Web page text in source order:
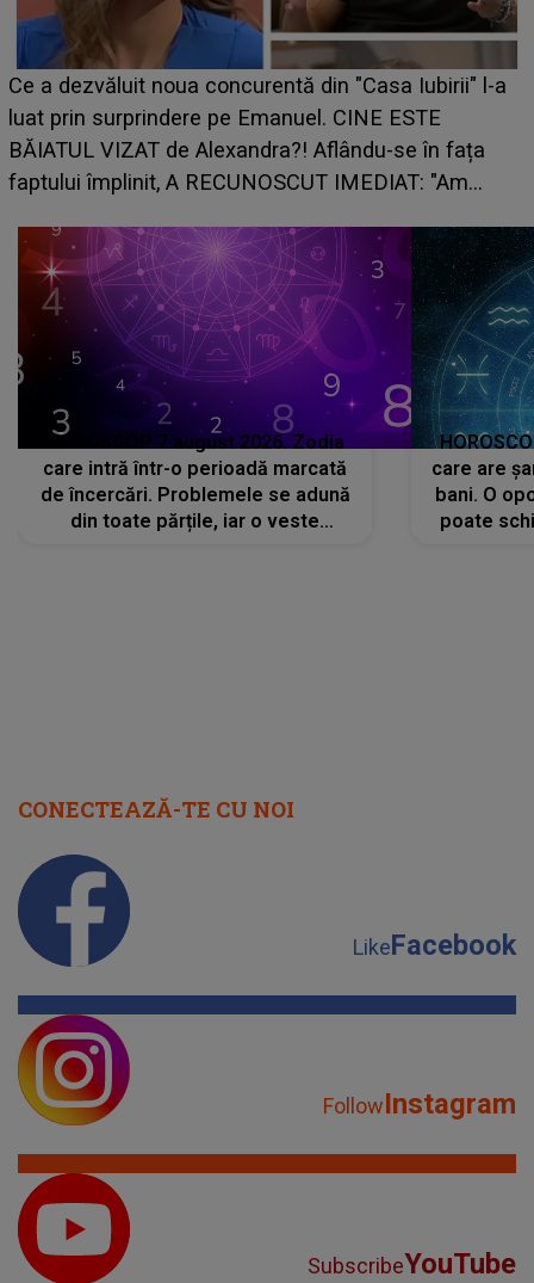
Ce a dezvăluit noua concurentă din "Casa Iubirii" l-a
luat prin surprindere pe Emanuel. CINE ESTE
BĂIATUL VIZAT de Alexandra?! Aflându-se în fața
faptului împlinit, A RECUNOSCUT IMEDIAT: "Am
HOROSCOP 7 august 2026. Zodia
care intră într-o perioadă marcată
de încercări. Problemele se adună
din toate părțile, iar o veste
care are
bani. O
poate
CONECTEAZĂ-TE CU NOI
LikeFacebook
FollowInstagram
SubscribeYouTube